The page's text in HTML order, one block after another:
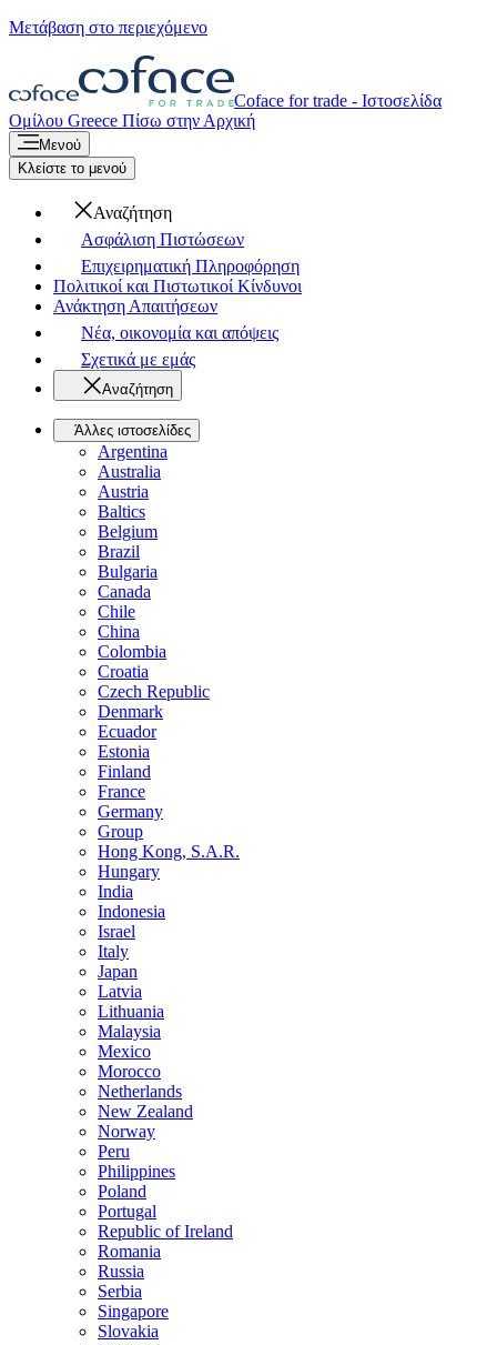
Μετάβαση στο περιεχόμενο
Coface for trade - Ιστοσελίδα
Ομίλου Greece Πίσω στην Αρχική
Μενού
Κλείστε το μενού
Αναζήτηση
Ασφάλιση Πιστώσεων
Επιχειρηματική Πληροφόρηση
Πολιτικοί και Πιστωτικοί Κίνδυνοι
Ανάκτηση Απαιτήσεων
Νέα, οικονομία και απόψεις
Σχετικά με εμάς
Αναζήτηση
Άλλες ιστοσελίδες
Argentina
Australia
Austria
Baltics
Belgium
Brazil
Bulgaria
Canada
Chile
China
Colombia
Croatia
Czech Republic
Denmark
Ecuador
Estonia
Finland
France
Germany
Group
Hong Kong, S.A.R.
Hungary
India
Indonesia
Israel
Italy
Japan
Latvia
Lithuania
Malaysia
Mexico
Morocco
Netherlands
New Zealand
Norway
Peru
Philippines
Poland
Portugal
Republic of Ireland
Romania
Russia
Serbia
Singapore
Slovakia